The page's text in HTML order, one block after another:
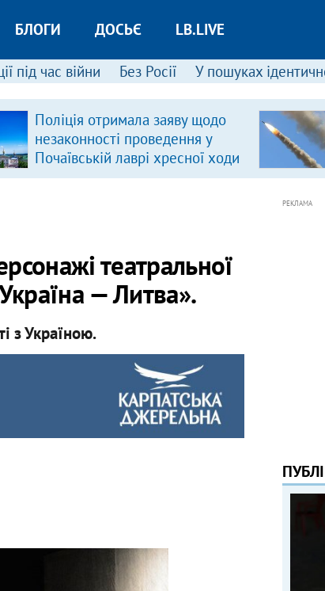
БЛОГИ ДОСЬЄ LB.LIVE
під час війни Без Росії У пошуках
Поліція отримала заяву щодо
незаконності проведення у
Почаївській лаврі хресної ходи
театральної
— Литва».
з Україною.
РЕКЛАМА